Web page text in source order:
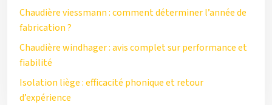
Chaudière viessmann : comment déterminer l’année de
fabrication ?
Chaudière windhager : avis complet sur performance et
fiabilité
Isolation liège : efficacité phonique et retour
d’expérience